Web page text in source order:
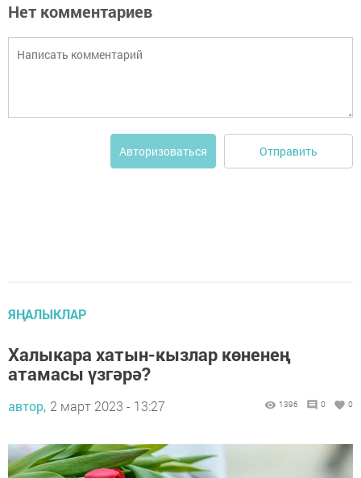
Нет комментариев
Авторизоваться Отправить
ЯҢАЛЫКЛАР
Халыкара хатын-кызлар көненең
атамасы үзгәрә?
автор, 2 март 2023 - 13:27 1396 0 0